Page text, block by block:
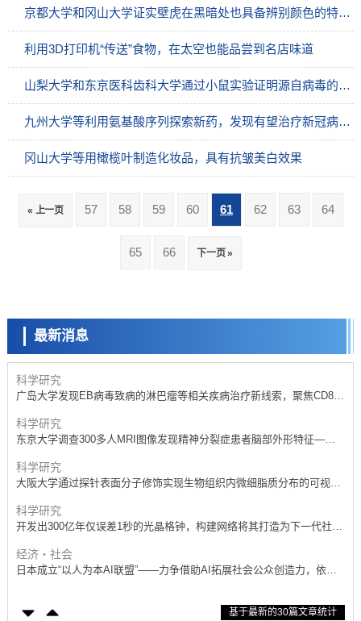
京都大学和冈山大学证实壁虎在黑暗处也具备辨别颜色的特殊能力
利用3D打印机“传送”食物，在太空也能品尝到名店味道
山梨大学和东京医科齿科大学通过小鼠实验证明源自病毒的Peg10基因对维持胎盘血管结构至关重要
九州大学等利用氨基酸序列探索新药，发现有望治疗新冠病毒的化合物
冈山大学等用橄榄叶制造化妆品，具有抗皱美白效果
« 上一页 57 58 59 60 61 62 63 64
65 66 下一页 »
最新消息
政策
日本内阁会议通过《2026年综合创新战略》，将统筹推进科学研究与成
果转化
科学研究
广岛大学发现EB病毒致病的淋巴瘤等相关疾病治疗新线索，聚焦CD80
科学研究
东京大学调查300多人MRI图像发现精神分裂症患者脑部外形特征——
科学研究
大阪大学通过探针表面分子修饰实现生物组织内微细脂质分布的可视
科学研究
开发出300亿年仅误差1秒的光晶格钟，构建网络将其打造为下一代社会
经济・社会
日本成立“以人为本AI联盟”——力争借助AI拓展社会公众创造力，依托
大阪大学开发出膜脂质可视化工具，使脂质探针的高效开发成为可能
基于最新的30篇文章统计